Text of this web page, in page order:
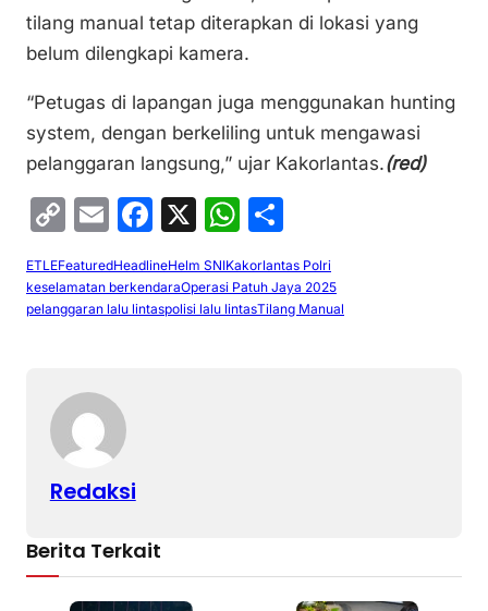
tilang manual tetap diterapkan di lokasi yang
belum dilengkapi kamera.
“Petugas di lapangan juga menggunakan hunting
system, dengan berkeliling untuk mengawasi
pelanggaran langsung,” ujar Kakorlantas.(red)
C
o
p
y
n
k
E
m
ai
l
F
a
c
e
X
W
h
at
s
ar
e
ETLEFeaturedHeadlineHelm SNIKakorlantas Polri
keselamatan berkendaraOperasi Patuh Jaya 2025
pelanggaran lalu lintaspolisi lalu lintasTilang Manual
Redaksi
Berita Terkait